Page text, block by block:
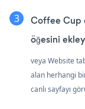
Coffee Cup
öğesini
veya Website
alan herhangi
canlı sayfayı